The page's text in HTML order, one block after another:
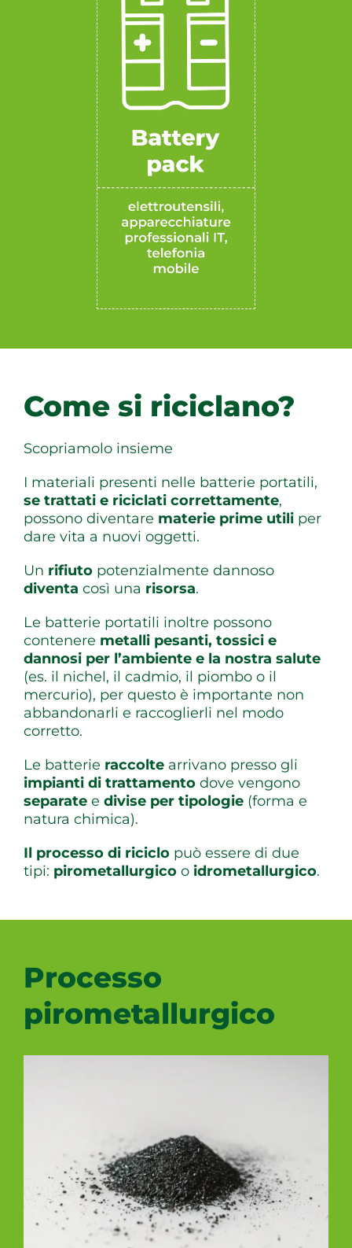
Come si riciclano?
Scopriamolo insieme
I materiali presenti nelle batterie portatili,
se trattati e riciclati correttamente,
possono diventare materie prime utiliper
dare vita a nuovi oggetti.
Un rifiutopotenzialmente dannoso
diventa così una risorsa.
Le batterie portatili inoltre possono
contenere metalli pesanti, tossici e
dannosi per l’ambiente e la nostra salute
(es. il nichel, il cadmio, il piombo o il
mercurio), per questo è importante non
abbandonarli e raccoglierli nel modo
corretto.
Le batterie raccoltearrivano presso gli
impianti di trattamentodove vengono
separate e divise per tipologie(forma e
natura chimica).
Il processo di riciclopuò essere di due
tipi: pirometallurgicoo idrometallurgico.
Processo
pirometallurgico